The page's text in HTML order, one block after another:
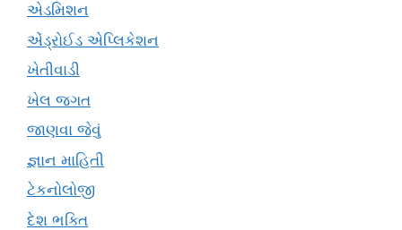
એડમિશન
એંડ્રોઈડ એપ્લિકેશન
ખેતીવાડી
ખેલ જગત
જાણવા જેવું
જ્ઞાન માહિતી
ટેકનોલોજી
દેશ ભક્તિ